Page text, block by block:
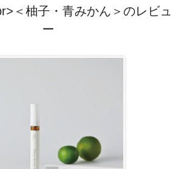
＜柚子・青みかん＞のレビュ
ー